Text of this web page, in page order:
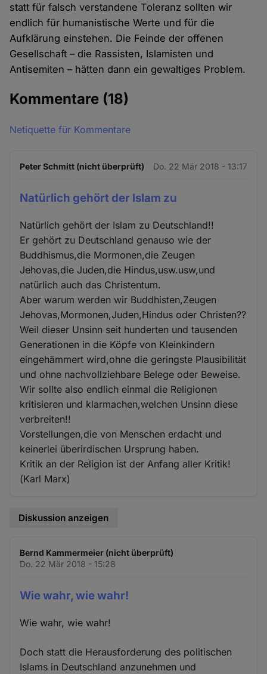
statt für falsch verstandene Toleranz sollten wir
endlich für humanistische Werte und für die
Aufklärung einstehen. Die Feinde der offenen
Gesellschaft – die Rassisten, Islamisten und
Antisemiten – hätten dann ein gewaltiges Problem.
Kommentare (18)
Netiquette für Kommentare
Peter Schmitt (nicht überprüft) Do. 22 Mär 2018 - 13:17
Natürlich gehört der Islam zu
Natürlich gehört der Islam zu Deutschland!!
Er gehört zu Deutschland genauso wie der
Buddhismus,die Mormonen,die Zeugen
Jehovas,die Juden,die Hindus,usw.usw,und
natürlich auch das Christentum.
Aber warum werden wir Buddhisten,Zeugen
Jehovas,Mormonen,Juden,Hindus oder Christen??
Weil dieser Unsinn seit hunderten und tausenden
Generationen in die Köpfe von Kleinkindern
eingehämmert wird,ohne die geringste Plausibilität
und ohne nachvollziehbare Belege oder Beweise.
Wir sollte also endlich einmal die Religionen
kritisieren und klarmachen,welchen Unsinn diese
verbreiten!!
Vorstellungen,die von Menschen erdacht und
keinerlei überirdischen Ursprung haben.
Kritik an der Religion ist der Anfang aller Kritik!
(Karl Marx)
Diskussion anzeigen
Bernd Kammermeier (nicht überprüft)
Do. 22 Mär 2018 - 15:28
Wie wahr, wie wahr!
Wie wahr, wie wahr!
Doch statt die Herausforderung des politischen
Islams in Deutschland anzunehmen und